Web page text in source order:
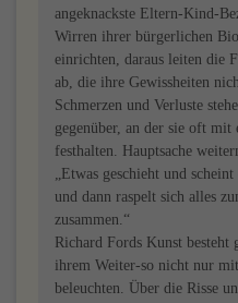
angeknackste Eltern-Kind-
Wirren ihrer bürgerlichen
einrichten, daraus leiten die
ab, die ihre Gewissheiten
Schmerzen und Verluste
gegenüber, an der sie oft
festhalten. Hauptsache
„Etwas geschieht und
und dann raspelt sich alles
zusammen.“
Richard Fords Kunst besteht
ihrem Weiter-so nicht nur
beleuchten. Über die Risse